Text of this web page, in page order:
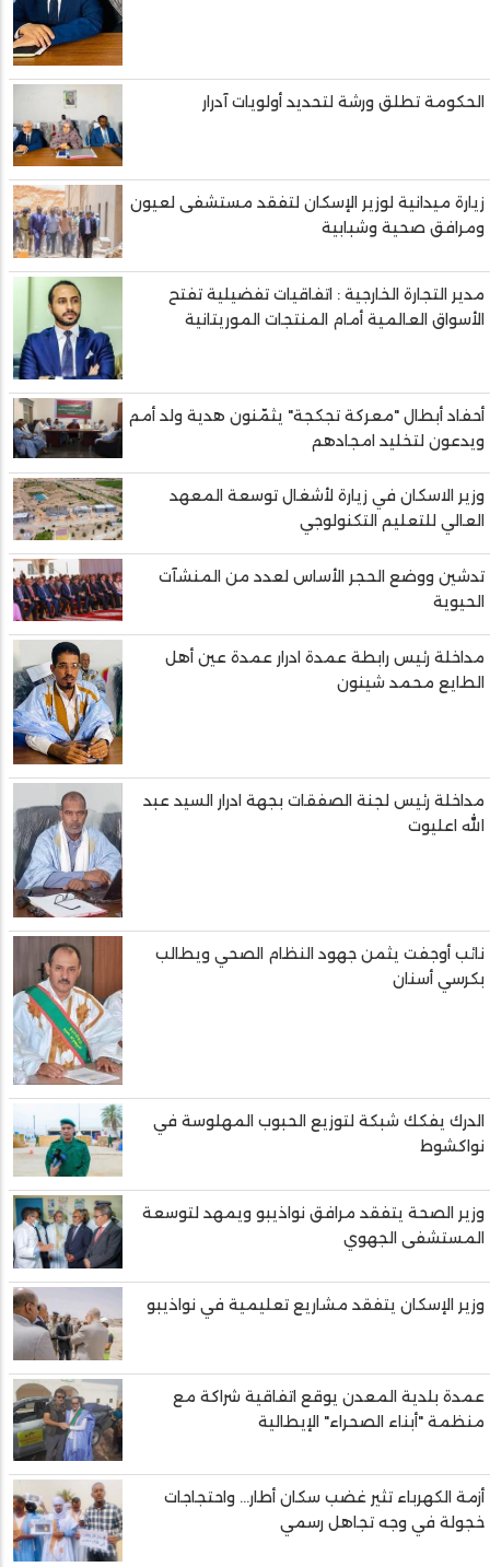
الحكومة تطلق ورشة لتحديد أولويات آدرار
زيارة ميدانية لوزير الإسكان لتفقد مستشفى لعيون
ومرافق صحية وشبابية
مدير التجارة الخارجية : اتفاقيات تفضيلية تفتح
الأسواق العالمية أمام المنتجات الموريتانية
أحفاد أبطال "معركة تجكجة" يثمّنون هدية ولد أمم
ويدعون لتخليد امجادهم
وزير الاسكان في زيارة لأشغال توسعة المعهد
العالي للتعليم التكنولوجي
تدشين ووضع الحجر الأساس لعدد من المنشآت
الحيوية
مداخلة رئيس رابطة عمدة ادرار عمدة عين أهل
الطايع محمد شينون
مداخلة رئيس لجنة الصفقات بجهة ادرار السيد عبد
الله اعليوت
نائب أوجفت يثمن جهود النظام الصحي ويطالب
بكرسي أسنان
الدرك يفكك شبكة لتوزيع الحبوب المهلوسة في
نواكشوط
وزير الصحة يتفقد مرافق نواذيبو ويمهد لتوسعة
المستشفى الجهوي
وزير الإسكان يتفقد مشاريع تعليمية في نواذيبو
عمدة بلدية المعدن يوقع اتفاقية شراكة مع
منظمة "أبناء الصحراء" الإيطالية
أزمة الكهرباء تثير غضب سكان أطار... واحتجاجات
خجولة في وجه تجاهل رسمي